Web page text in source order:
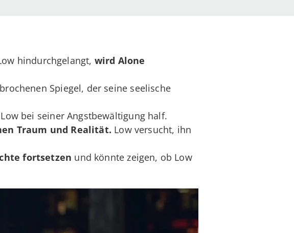
hindurchgelangt, wird Alone
Spiegel, der seine seelische
bei seiner Angstbewältigung half.
Traum und Realität. Low versucht, ihn
fortsetzen und könnte zeigen, ob Low